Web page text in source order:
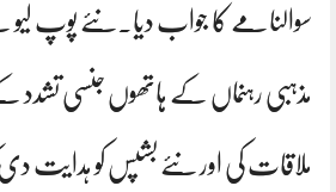
سوالنامے کا جواب دیا۔نئے پوپ لیو
مذہبی رہنماں کے ہاتھوں جنسی تشدد
ملاقات کی اور نئے بشپس کو ہدایت